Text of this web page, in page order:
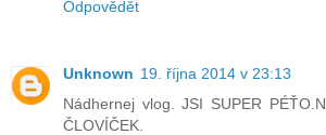
Odpovědět
Unknown 19. října 2014 v 23:13
Nádhernej vlog. JSI SUPER
ČLOVÍČEK.